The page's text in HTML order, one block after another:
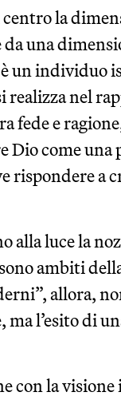
la
da una
un individuo
realizza nel
fede e
Dio come una
rispondere a
alla luce la
ambiti
allora,
l’esito di
con la visione